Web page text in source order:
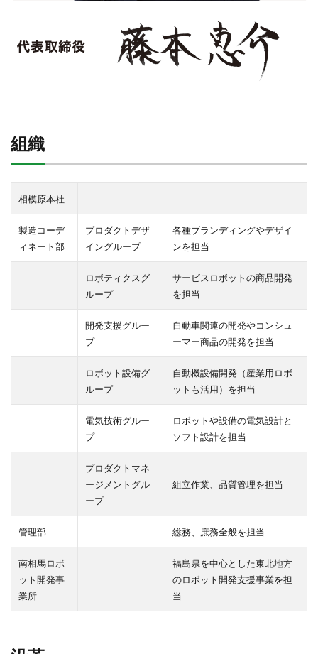
組織
相模原本社
製造コーデ
ィネート部
プロダクトデザ
イングループ
各種ブランディングやデザイ
ンを担当
ロボティクスグ
ループ
サービスロボットの商品開発
を担当
開発支援グルー
プ
自動車関連の開発やコンシュ
ーマー商品の開発を担当
ロボット設備グ
ループ
自動機設備開発（産業用ロボ
ットも活用）を担当
電気技術グルー
プ
ロボットや設備の電気設計と
ソフト設計を担当
プロダクトマネ
ージメントグル
ープ
組立作業、品質管理を担当
管理部 総務、庶務全般を担当
南相馬ロボ
ット開発事
業所
福島県を中心とした東北地方
のロボット開発支援事業を担
当